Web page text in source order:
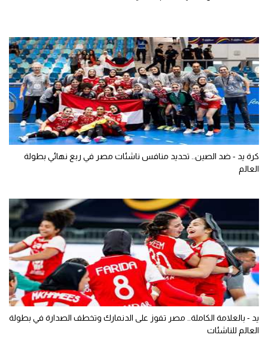
كرة يد - ضد الصين.. تحديد منافس ناشئات مصر في ربع نهائي بطولة
العالم
يد - بالعلامة الكاملة.. مصر تفوز على الدنمارك وتخطف الصدارة في بطولة
العالم للناشئات